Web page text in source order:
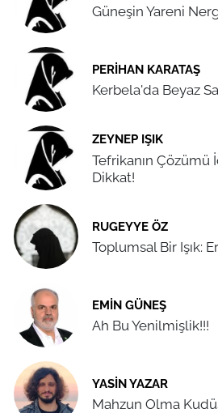
Güneşin Yareni
PERIHAN KARATAŞ
Kerbela'da Beyaz
ZEYNEP IŞIK
Tefrikanın Çözümü
Dikkat!
RUGEYYE ÖZ
Toplumsal Bir Işık:
EMIN GÜNEŞ
Ah Bu Yenilmişlik!!!
YASIN YAZAR
Mahzun Olma